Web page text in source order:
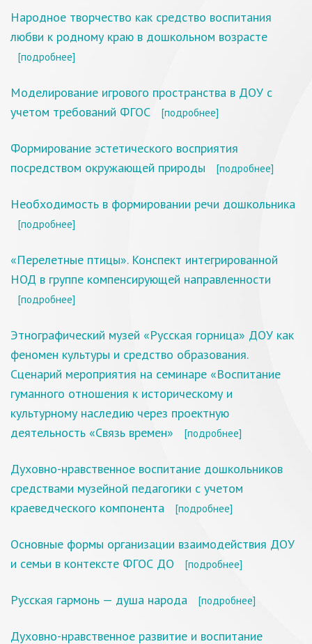
Народное творчество как средство воспитания
любви к родному краю в дошкольном возрасте
[подробнее]
Моделирование игрового пространства в ДОУ с
учетом требований ФГОС
[подробнее]
Формирование эстетического восприятия
посредством окружающей природы
[подробнее]
Необходимость в формировании речи дошкольника
[подробнее]
«Перелетные птицы». Конспект интегрированной
НОД в группе компенсирующей направленности
[подробнее]
Этнографический музей «Русская горница» ДОУ как
феномен культуры и средство образования.
Сценарий мероприятия на семинаре «Воспитание
гуманного отношения к историческому и
культурному наследию через проектную
деятельность «Связь времен»
[подробнее]
Духовно-нравственное воспитание дошкольников
средствами музейной педагогики с учетом
краеведческого компонента
[подробнее]
Основные формы организации взаимодействия ДОУ
и семьи в контексте ФГОС ДО
[подробнее]
Русская гармонь — душа народа [подробнее]
Духовно-нравственное развитие и воспитание